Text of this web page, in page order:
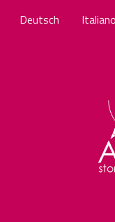
Deutsch Italiano